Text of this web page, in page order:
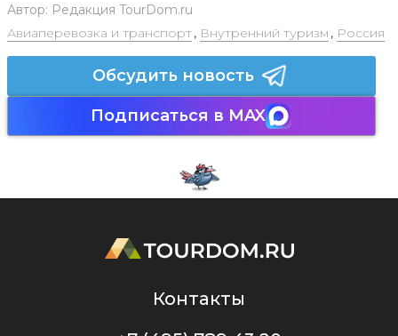
Автор: Редакция TourDom.ru
Авиаперевозка и транспорт, Внутренний туризм , Россия
Обсудить новость
Подписаться в MAX
Контакты